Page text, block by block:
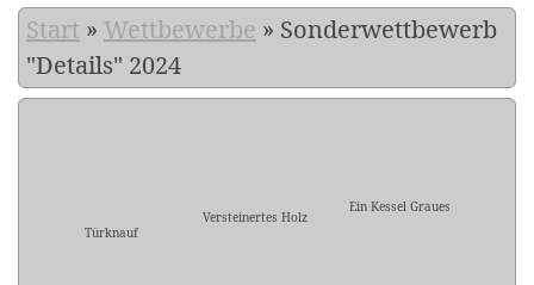
Start » Wettbewerbe » Sonderwettbewerb
"Details" 2024
Türknauf
Versteinertes Holz
Ein Kessel Graues